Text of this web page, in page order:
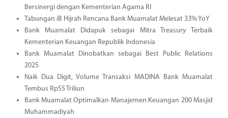
Bersinergi dengan Kementerian Agama RI
Tabungan iB Hijrah Rencana Bank Muamalat Melesat 33% YoY
Bank Muamalat Didapuk sebagai Mitra Treasury Terbaik
Kementerian Keuangan Republik Indonesia
Bank Muamalat Dinobatkan sebagai Best Public Relations
2025
Naik Dua Digit, Volume Transaksi MADINA Bank Muamalat
Tembus Rp55 Triliun
Bank Muamalat Optimalkan Manajemen Keuangan 200 Masjid
Muhammadiyah